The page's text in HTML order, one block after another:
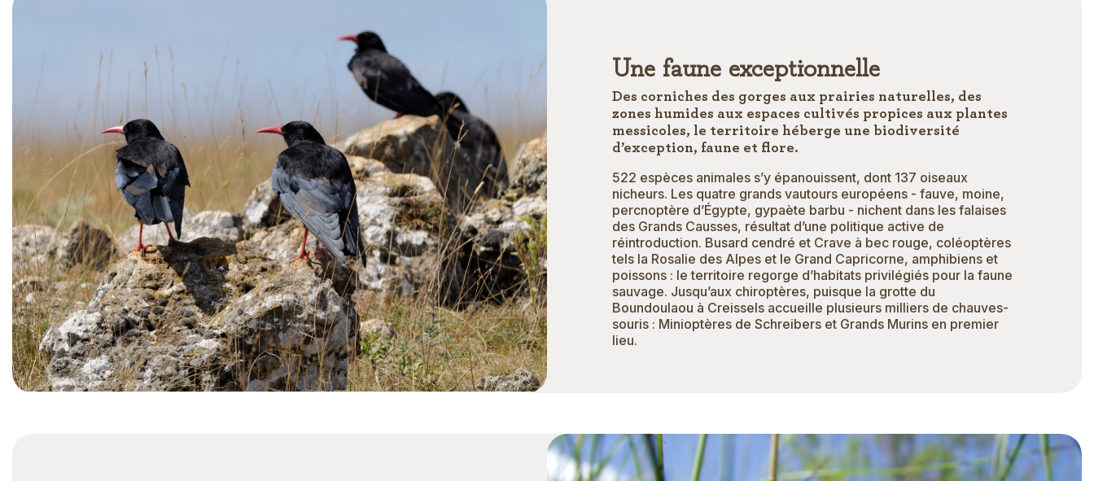
Une faune exceptionnelle
Des corniches des gorges aux prairies naturelles, des
zones humides aux espaces cultivés propices aux plantes
messicoles, le territoire héberge une biodiversité
d’exception, faune et flore.
522 espèces animales s’y épanouissent, dont 137 oiseaux
nicheurs. Les quatre grands vautours européens - fauve, moine,
percnoptère d’Égypte, gypaète barbu - nichent dans les falaises
des Grands Causses, résultat d’une politique active de
réintroduction. Busard cendré et Crave à bec rouge, coléoptères
tels la Rosalie des Alpes et le Grand Capricorne, amphibiens et
poissons : le territoire regorge d’habitats privilégiés pour la faune
sauvage. Jusqu’aux chiroptères, puisque la grotte du
Boundoulaou à Creissels accueille plusieurs milliers de chauves-
souris : Minioptères de Schreibers et Grands Murins en premier
lieu.